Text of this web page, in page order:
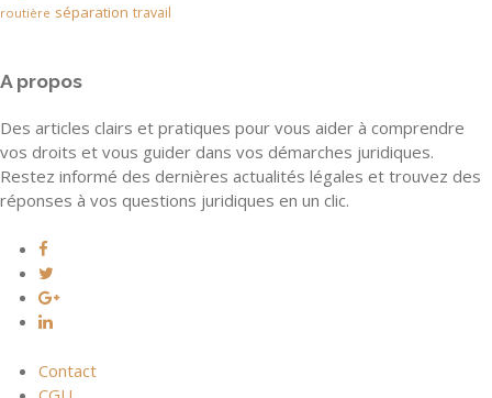
routière séparation travail
A propos
Des articles clairs et pratiques pour vous aider à comprendre
vos droits et vous guider dans vos démarches juridiques.
Restez informé des dernières actualités légales et trouvez des
réponses à vos questions juridiques en un clic.
Contact